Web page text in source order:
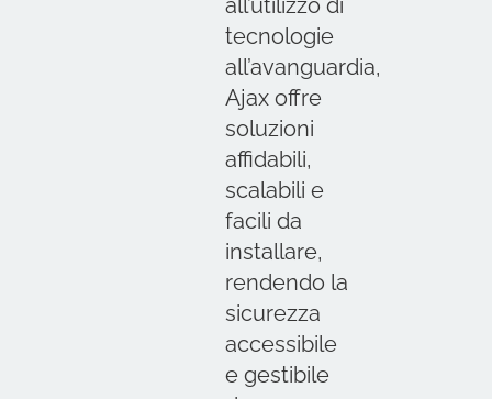
all’utilizzo di
tecnologie
all’avanguardia,
Ajax offre
soluzioni
affidabili,
scalabili e
facili da
installare,
rendendo la
sicurezza
accessibile
e gestibile